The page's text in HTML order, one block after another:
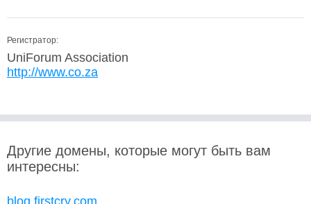
Регистратор:
UniForum Association
http://www.co.za
Другие домены, которые могут быть вам
интересны:
blog.firstcry.com